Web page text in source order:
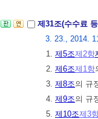
제31조(수수료
3. 23., 2014.
1. 제5조제2항
2. 제6조제1항
3. 제8조의 규
4. 제9조의 규
5. 제10조제3